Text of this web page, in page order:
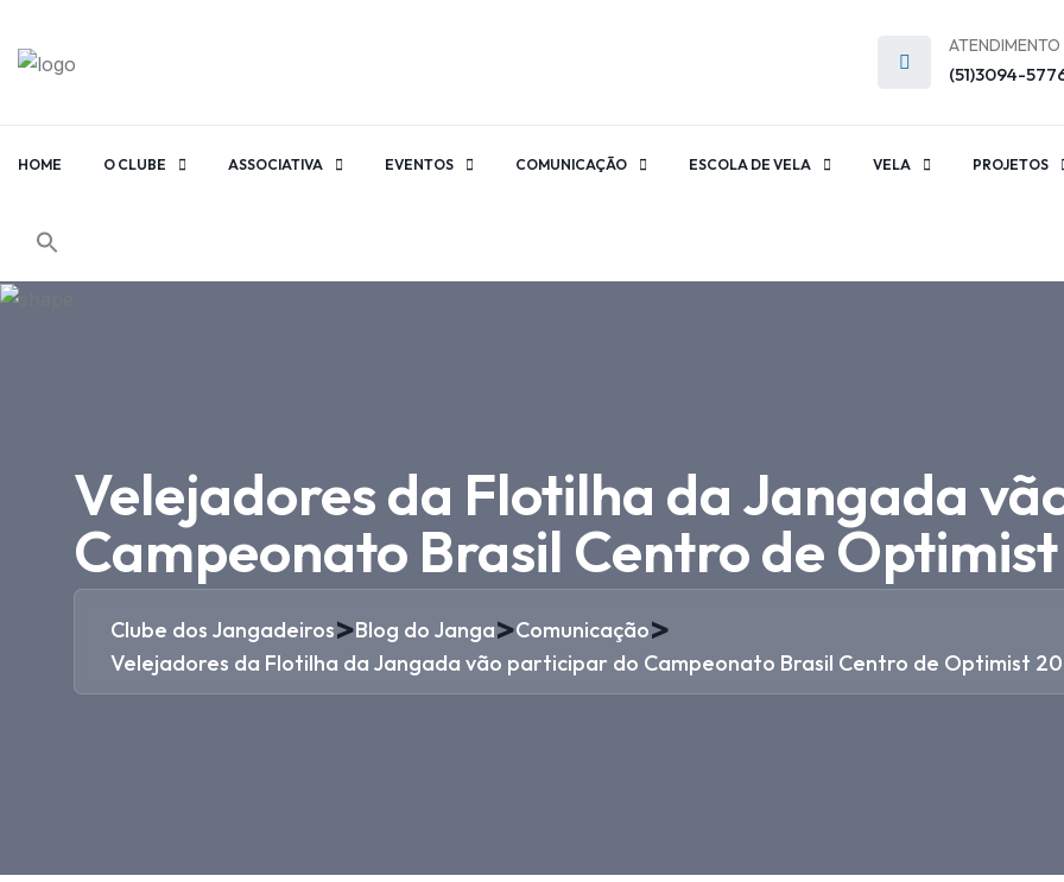
ATENDIMENTO
(51)3094-
HOME O CLUBE ASSOCIATIVA EVENTOS COMUNICAÇÃO ESCOLA DE VELA VELA PROJETOS
Velejadores da Flotilha da Jangada
Campeonato Brasil Centro de
Clube dos Jangadeiros>Blog do Janga>Comunicação>
Velejadores da Flotilha da Jangada vão participar do Campeonato Brasil Centro de Optimist